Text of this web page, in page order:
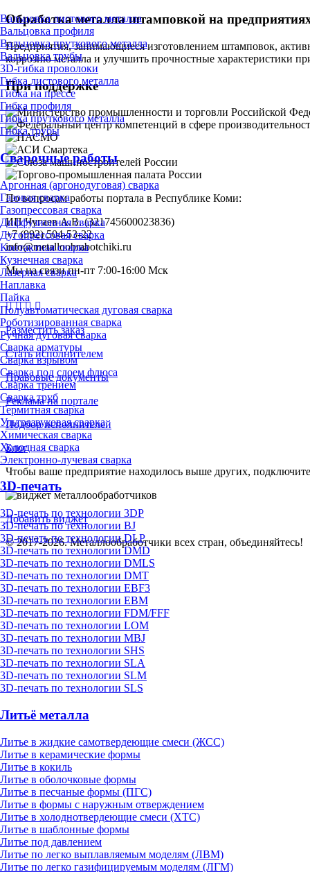
Вальцовка листового металла
Вальцовка профиля
Вальцовка пруткового металла
Вальцовка трубы
3D-гибка проволоки
Гибка листового металла
Гибка на прессе
Гибка профиля
Гибка пруткового металла
Гибка трубы
Сварочные работы
Аргонная (аргонодуговая) сварка
Газовая сварка
Газопрессовая сварка
Диффузионная сварка
Дугопрессовая сварка
Контактная сварка
Кузнечная сварка
Лазерная сварка
Наплавка
Пайка
Полуавтоматическая дуговая сварка
Роботизированная сварка
Ручная дуговая сварка
Сварка арматуры
Сварка взрывом
Сварка под слоем флюса
Сварка трением
Сварка труб
Термитная сварка
Ультразвуковая сварка
Химическая сварка
Холодная сварка
Электронно-лучевая сварка
3D-печать
3D-печать по технологии 3DP
3D-печать по технологии BJ
3D-печать по технологии DLP
3D-печать по технологии DMD
3D-печать по технологии DMLS
3D-печать по технологии DMT
3D-печать по технологии EBF3
3D-печать по технологии EBM
3D-печать по технологии FDM/FFF
3D-печать по технологии LOM
3D-печать по технологии MBJ
3D-печать по технологии SHS
3D-печать по технологии SLA
3D-печать по технологии SLM
3D-печать по технологии SLS
Литьё металла
Литье в жидкие самотвердеющие смеси (ЖСС)
Литье в керамические формы
Литье в кокиль
Литье в оболочковые формы
Литье в песчаные формы (ПГС)
Литье в формы с наружным отверждением
Литье в холоднотвердеющие смеси (ХТС)
Литье в шаблонные формы
Литье под давлением
Литье по легко выплавляемым моделям (ЛВМ)
Литье по легко газифицируемым моделям (ЛГМ)
Обработка металла штамповкой на
Предприятия, занимающиеся изготовлением штамповок,
коррозию металла и улучшить прочностные характеристики
При поддержке
По вопросам работы портала в Республике Коми:
ИП Чугаев А.В. (321745600023836)
+7 (992) 504-53-22
info@metalloobrabotchiki.ru
Мы на связи пн-пт 7:00-16:00 Мск
Разместить заказ
Стать исполнителем
Правовые документы
Реклама на портале
Подбор исполнителей
Блог
Чтобы ваше предприятие находилось выше других,
Добавить виджет
© 2017-2026. Металлообработчики всех стран, объединяйтесь!